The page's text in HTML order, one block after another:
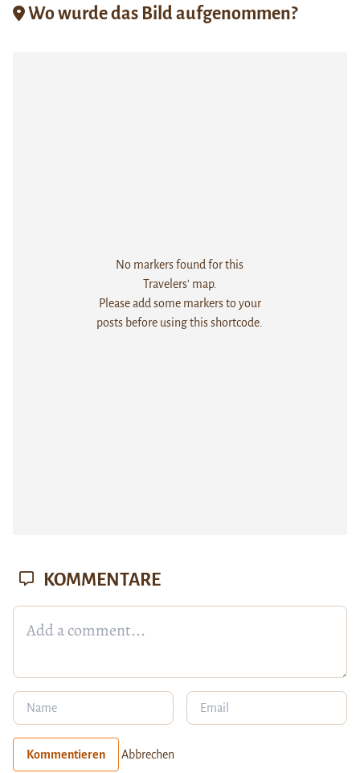
Wo wurde das Bild aufgenommen?
No markers found for this
Travelers' map.
Please add some markers to your
posts before using this shortcode.
KOMMENTARE
Kommentieren Abbrechen